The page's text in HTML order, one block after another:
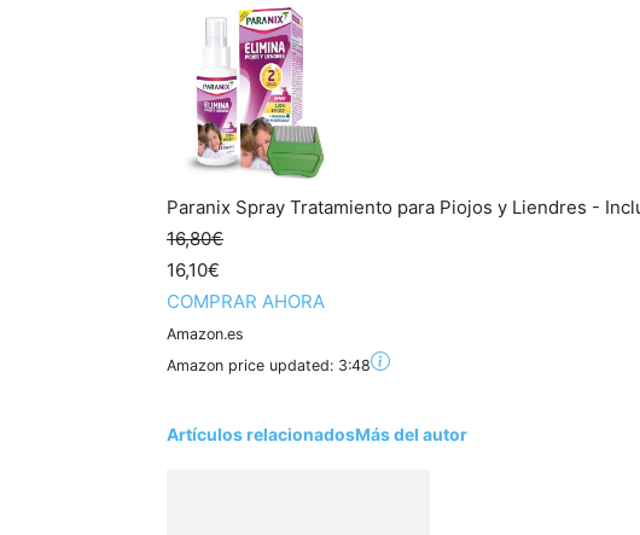
Paranix Spray Tratamiento para Piojos y Liendres -
16,80€
16,10€
COMPRAR AHORA
Amazon.es
Amazon price updated: 3:48
Artículos relacionadosMás del autor